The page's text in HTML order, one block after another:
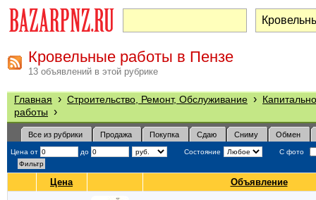
Кровельные работы в Пензе
13 объявлений в этой рубрике
Главная › Строительство, Ремонт, Обслуживание ›
работы ›
Все из рубрики Продажа Покупка Сдаю Сниму Обмен
Цена от до Состояние С фото
Цена Объявление